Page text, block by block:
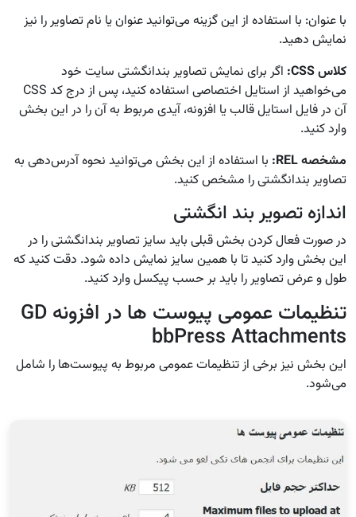
با عنوان: با استفاده از این گزینه می‌توانید عنوان یا نام تصاویر را نیز
نمایش دهید.
کلاس CSS:
اگر برای نمایش تصاویر بندانگشتی سایت خود
می‌خواهید از استایل اختصاصی استفاده کنید، پس از درج کد CSS
آن در فایل استایل قالب یا افزونه، آیدی مربوط به آن را در این بخش
وارد کنید.
مشخصه REL:
با استفاده از این بخش می‌توانید نحوه آدرس‌دهی به
تصاویر بندانگشتی را مشخص کنید.
اندازه تصویر بند انگشتی
در صورت فعال کردن بخش قبلی باید سایز تصاویر بندانگشتی را در
این بخش وارد کنید تا با همین سایز نمایش داده شود. دقت کنید که
طول و عرض تصاویر را باید بر حسب پیکسل وارد کنید.
تنظیمات عمومی پیوست ها در افزونه GD
bbPress Attachments
این بخش نیز برخی از تنظیمات عمومی مربوط به پیوست‌ها را شامل
می‌شود.